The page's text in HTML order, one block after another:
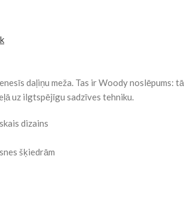
daļiņu meža. Tas ir Woody
uz ilgtspējīgu sadzīves tehniku.
dizains
šķiedrām